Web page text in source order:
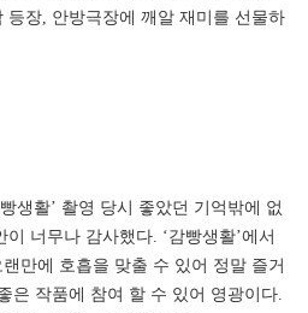
등장, 안방극장에 깨알 재미를 선물하
생활’ 촬영 당시 좋았던 기억밖에 없
너무나 감사했다. ‘감빵생활’에서
만에 호흡을 맞출 수 있어 정말 즐거
은 작품에 참여 할 수 있어 영광이다.